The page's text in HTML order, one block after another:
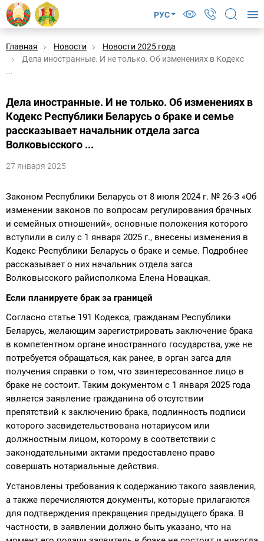
РУС
Главная Новости
Новости 2025 года
Дела иностранные. И не только. Об изменениях в Кодекс
...
Дела иностранные. И не только. Об изменениях в
Кодекс Республики Беларусь о браке и семье
рассказывает начальник отдела загса
Волковысского ...
27 января 2025
Законом Республики Беларусь от 8 июля 2024 г. № 26-З «Об
изменении законов по вопросам регулирования брачных
и семейных отношений», основные положения которого
вступили в силу с 1 января 2025 г., внесены изменения в
Кодекс Республики Беларусь о браке и семье. Подробнее
рассказывает о них начальник отдела загса
Волковысского райисполкома Елена Новацкая.
Если планируете брак за границей
Согласно статье 191 Кодекса, гражданам Республики
Беларусь, желающим зарегистрировать заключение брака
в компетентном органе иностранного государства, уже не
потребуется обращаться, как ранее, в орган загса для
получения справки о том, что заинтересованное лицо в
браке не состоит. Таким документом с 1 января 2025 года
является заявление гражданина об отсутствии
препятствий к заключению брака, подлинность подписи
которого засвидетельствована нотариусом или
должностным лицом, которому в соответствии с
законодательными актами предоставлено право
совершать нотариальные действия.
Установлены требования к содержанию такого заявления,
а также перечисляются документы, которые прилагаются
для подтверждения прекращения предыдущего брака. В
частности, в заявлении должно быть указано, что на